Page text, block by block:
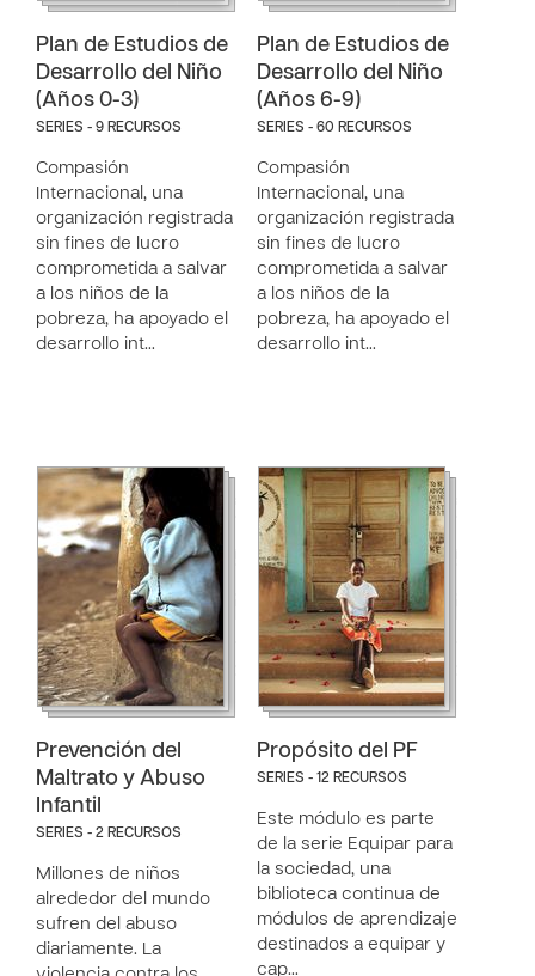
Plan de Estudios de
Desarrollo del Niño
(Años 0-3)
SERIES - 9 RECURSOS
Compasión
Internacional, una
organización registrada
sin fines de lucro
comprometida a salvar
a los niños de la
pobreza, ha apoyado el
desarrollo int…
Plan de Estudios de
Desarrollo del Niño
(Años 6-9)
SERIES - 60 RECURSOS
Compasión
Internacional, una
organización registrada
sin fines de lucro
comprometida a salvar
a los niños de la
pobreza, ha apoyado el
desarrollo int…
Prevención del
Maltrato y Abuso
Infantil
SERIES - 2 RECURSOS
Millones de niños
alrededor del mundo
sufren del abuso
diariamente. La
Propósito del PF
SERIES - 12 RECURSOS
Este módulo es parte
de la serie Equipar para
la sociedad, una
biblioteca continua de
módulos de aprendizaje
destinados a equipar y
cap…